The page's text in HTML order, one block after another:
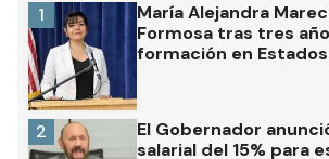
María Alejandra
Formosa tras tres
formación en
1
El Gobernador
salarial del 15% para
2